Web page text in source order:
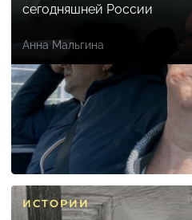
сегодняшней России
Анна Мальгина
ИСТОРИИ